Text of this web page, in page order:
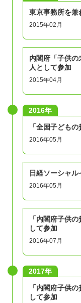
東京事務所を兼
2015年02月
内閣府「子供
人として参加
2015年04月
2016年
「全国子ども
2016年05月
日経ソーシャ
2016年05月
「内閣府子供
して参加
2016年07月
2017年
「内閣府子供
して参加